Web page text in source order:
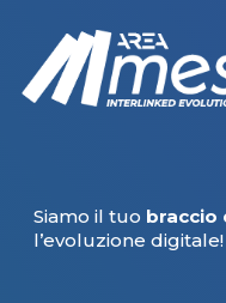
Siamo il tuo braccio
l’evoluzione digitale!